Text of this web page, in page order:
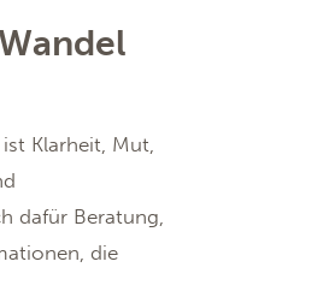
Klarheit, Mut,
dafür Beratung,
die